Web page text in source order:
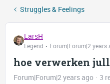
Struggles & Feelings
LarsH
Legend Forum|Forum|2 years
hoe verwerken
Forum|Forum|2 years ago
3